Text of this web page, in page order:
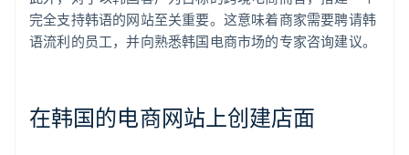
完全支持韩语的网站至关重要。这意味着商家需要聘请韩
语流利的员工，并向熟悉韩国电商市场的专家咨询建议。
在韩国的电商网站上创建店面